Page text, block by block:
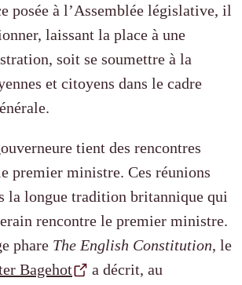
posée à l’Assemblée législative, il
laissant la place à une
soit se soumettre à la
et citoyens dans le cadre
tient des rencontres
premier ministre. Ces réunions
la longue tradition britannique qui
rencontre le premier ministre.
phare The English Constitution, le
Bagehot
a décrit, au